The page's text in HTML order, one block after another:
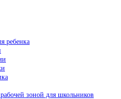
ребенка
зоной для школьников